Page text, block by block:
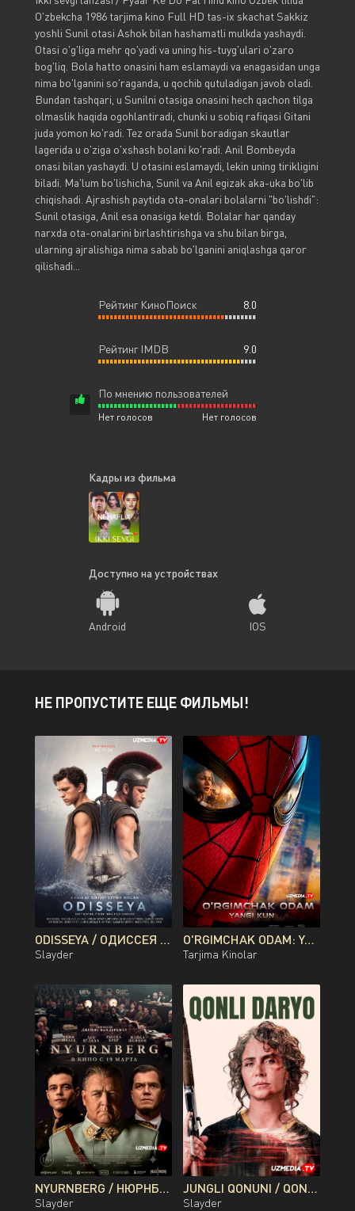
O'zbekcha 1986 tarjima kino Full HD tas-ix skachat Sakkiz
yoshli Sunil otasi Ashok bilan hashamatli mulkda yashaydi.
Otasi o'g'liga mehr qo'yadi va uning his-tuyg'ulari o'zaro
bog'liq. Bola hatto onasini ham eslamaydi va enagasidan unga
nima bo'lganini so'raganda, u qochib qutuladigan javob oladi.
Bundan tashqari, u Sunilni otasiga onasini hech qachon tilga
olmaslik haqida ogohlantiradi, chunki u sobiq rafiqasi Gitani
juda yomon ko'radi. Tez orada Sunil boradigan skautlar
lagerida u o'ziga o'xshash bolani ko'radi. Anil Bombeyda
onasi bilan yashaydi. U otasini eslamaydi, lekin uning tirikligini
biladi. Ma'lum bo'lishicha, Sunil va Anil egizak aka-uka bo'lib
chiqishadi. Ajrashish paytida ota-onalari bolalarni "bo'lishdi":
Sunil otasiga, Anil esa onasiga ketdi. Bolalar har qanday
narxda ota-onalarini birlashtirishga va shu bilan birga,
ularning ajralishiga nima sabab bo'lganini aniqlashga qaror
qilishadi...
Рейтинг КиноПоиск 8.0
Рейтинг IMDB 9.0
По мнению пользователей
Нет голосов Нет голосов
Кадры из фильма
Доступно на устройствах
Android IOS
НЕ ПРОПУСТИТЕ ЕЩЕ ФИЛЬМЫ!
ODISSEYA / ОДИССЕЯ PREMYERA KRISTOFER NOLAN FILMI UZBEK TILIDA O'ZBEKCHA 2026 TARJIMA KINO FULL HD TAS-IX SKACHAT
Slayder
O'RGIMCHAK ODAM: YANGI KUN PREMYERA UZBEK TILIDA O'ZBEKCHA 2026 TARJIMA KINO FULL HD TAS-IX SKACHAT
Tarjima Kinolar
NYURNBERG / НЮРНБЕРГ / NUREMBERG PREMYERA UZBEK TILIDA O'ZBEKCHA 2026 TARJIMA KINO FULL HD TAS-IX SKACHAT
Slayder
JUNGLI QONUNI / QONLI DARYO / QON DARYOSI BRAZILIYA FILMI UZBEK TILIDA O'ZBEKCHA 2026 TARJIMA KINO FULL HD TAS-IX SKACHAT
Slayder